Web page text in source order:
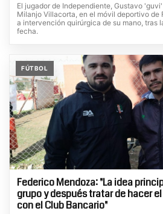
El jugador de Independiente, Gustavo
Milanjo Villacorta, en el móvil deportivo de
a intervención quirúrgica de su mano, tras
fecha.
FÚTBOL
Federico Mendoza: "La idea
grupo y después tratar de hacer
con el Club Bancario"